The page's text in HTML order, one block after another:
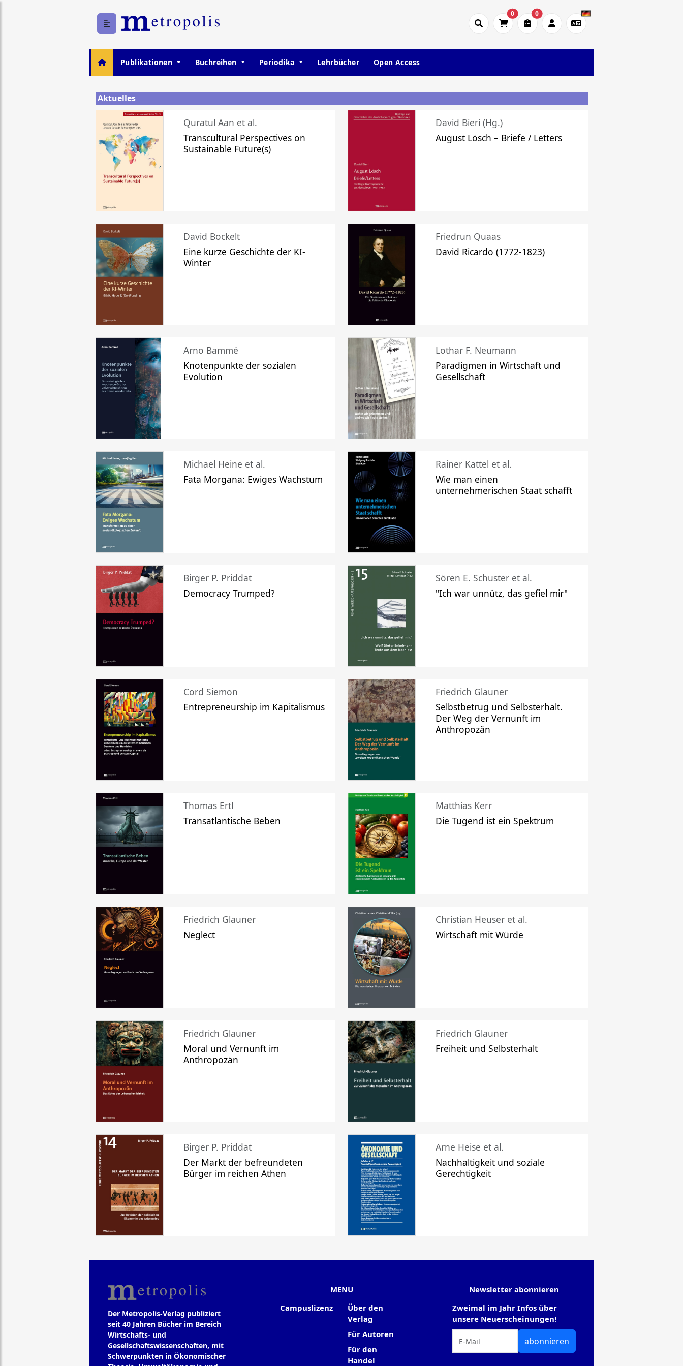
0 0
Publikationen Buchreihen Periodika Lehrbücher Open Access
Aktuelles
Quratul Aan et al.
Transcultural Perspectives on
Sustainable Future(s)
David Bieri (Hg.)
August Lösch – Briefe / Letters
David Bockelt
Eine kurze Geschichte der KI-
Winter
Friedrun Quaas
David Ricardo (1772-1823)
Arno Bammé
Knotenpunkte der sozialen
Evolution
Lothar F. Neumann
Paradigmen in Wirtschaft und
Gesellschaft
Michael Heine et al.
Fata Morgana: Ewiges Wachstum
Rainer Kattel et al.
Wie man einen
unternehmerischen Staat schafft
Birger P. Priddat
Democracy Trumped?
Sören E. Schuster et al.
"Ich war unnütz, das gefiel mir"
Cord Siemon
Entrepreneurship im Kapitalismus
Friedrich Glauner
Selbstbetrug und Selbsterhalt.
Der Weg der Vernunft im
Anthropozän
Thomas Ertl
Transatlantische Beben
Matthias Kerr
Die Tugend ist ein Spektrum
Friedrich Glauner
Neglect
Christian Heuser et al.
Wirtschaft mit Würde
Friedrich Glauner
Moral und Vernunft im
Anthropozän
Friedrich Glauner
Freiheit und Selbsterhalt
Birger P. Priddat
Der Markt der befreundeten
Bürger im reichen Athen
Arne Heise et al.
Nachhaltigkeit und soziale
Gerechtigkeit
Der Metropolis-Verlag publiziert
seit 40 Jahren Bücher im Bereich
Wirtschafts- und
Gesellschaftswissenschaften, mit
Schwerpunkten in Ökonomischer
MENU
Campuslizenz
Über den
Verlag
Für Autoren
Für den
Handel
Newsletter abonnieren
Zweimal im Jahr Infos über
unsere Neuerscheinungen!
abonnieren